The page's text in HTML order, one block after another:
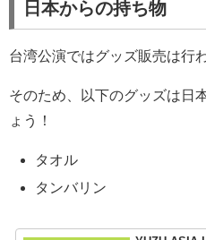
日本からの持ち物
台湾公演ではグッズ販売は行
そのため、以下のグッズは日
ょう！
タオル
タンバリン